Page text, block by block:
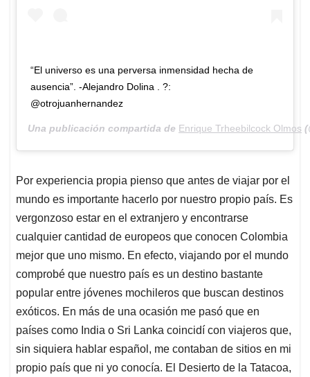
“El universo es una perversa inmensidad hecha de
ausencia”. -Alejandro Dolina . ?:
@otrojuanhernandez
Una publicación compartida de Enrique Trheebilcock Olmos
Por experiencia propia pienso que antes de viajar por el
mundo es importante hacerlo por nuestro propio país. Es
vergonzoso estar en el extranjero y encontrarse
cualquier cantidad de europeos que conocen Colombia
mejor que uno mismo. En efecto, viajando por el mundo
comprobé que nuestro país es un destino bastante
popular entre jóvenes mochileros que buscan destinos
exóticos. En más de una ocasión me pasó que en
países como India o Sri Lanka coincidí con viajeros que,
sin siquiera hablar español, me contaban de sitios en mi
propio país que ni yo conocía. El Desierto de la Tatacoa,